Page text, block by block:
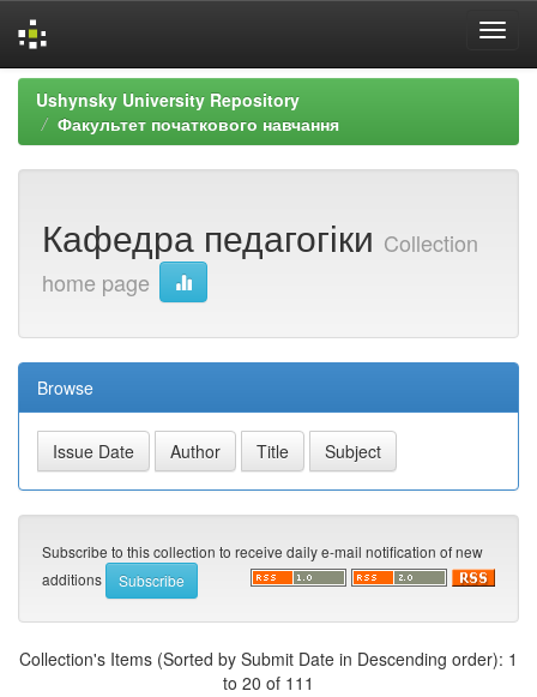
Skip
navigation
Ushynsky University Repository
Факультет початкового навчання
Кафедра педагогіки Collection
home page
Browse
Subscribe to this collection to receive daily e-mail notification of new
additions
Collection's Items (Sorted by Submit Date in Descending order): 1
to 20 of 111